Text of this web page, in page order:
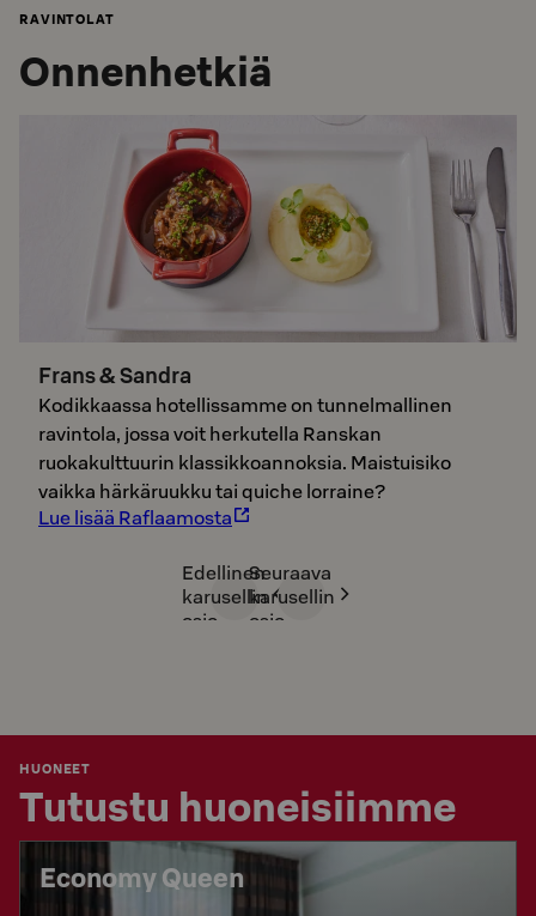
RAVINTOLAT
Onnenhetkiä
Frans & Sandra
Kodikkaassa hotellissamme on tunnelmallinen
ravintola, jossa voit herkutella Ranskan
ruokakulttuurin klassikkoannoksia. Maistuisiko
vaikka härkäruukku tai quiche lorraine?
Lue lisää Raflaamosta
Edellinen
karusellin
osio
Seuraava
karusellin
osio
HUONEET
Tutustu huoneisiimme
Economy Queen